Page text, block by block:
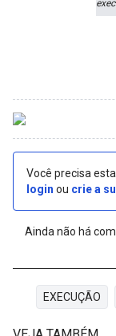
Você precisa
login ou crie a
Ainda não há
EXECUÇÃO